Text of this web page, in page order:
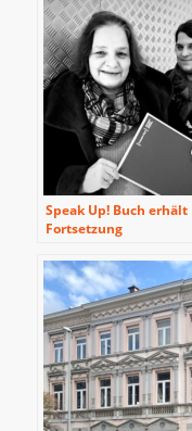
Mediendienste der DG
Speak Up! Buch erhält
Fortsetzung